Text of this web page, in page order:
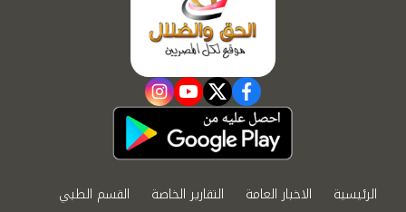
facebook
twitter
youtube
instagram
الرئيسية الاخبار العامة التقارير الخاصة
القسم الطبي